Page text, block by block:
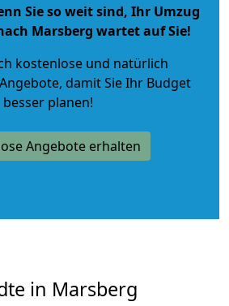
Sie so weit sind, Ihr Umzug
Marsberg wartet auf Sie!
kostenlose und natürlich
, damit Sie Ihr Budget
besser planen!
Angebote erhalten
in Marsberg